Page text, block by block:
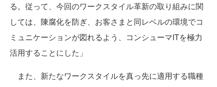
る。従って、今回のワークスタイル革新の取り組みに関
しては、陳腐化を防ぎ、お客さまと同レベルの環境でコ
ミュニケーションが図れるよう、コンシューマITを極力
活用することにした」
また、新たなワークスタイルを真っ先に適用する職種